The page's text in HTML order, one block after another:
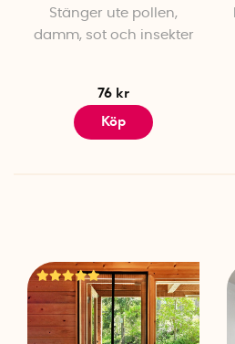
Stänger ute pollen,
damm, sot och insekter
76 kr
Köp